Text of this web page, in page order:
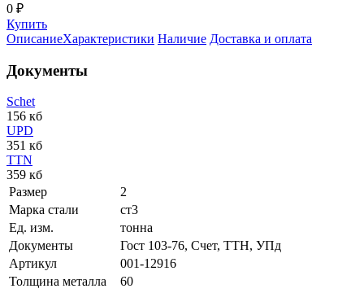
0 ₽
Купить
ОписаниеХарактеристики Наличие Доставка и оплата
Документы
Schet
156 кб
UPD
351 кб
TTN
359 кб
Размер
2
Марка стали
ст3
Ед. изм.
тонна
Документы
Гост 103-76, Счет, ТТН, УПд
Артикул
001-12916
Толщина металла
60